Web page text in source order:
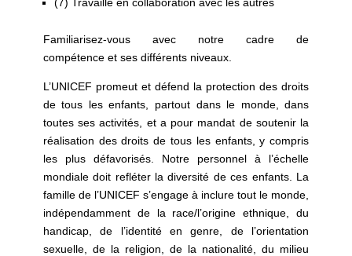
Familiarisez-vous avec notre cadre de
compétence et ses différents niveaux.
L’UNICEF promeut et défend la protection des droits
de tous les enfants, partout dans le monde, dans
toutes ses activités, et a pour mandat de soutenir la
réalisation des droits de tous les enfants, y compris
les plus défavorisés. Notre personnel à l’échelle
mondiale doit refléter la diversité de ces enfants. La
famille de l’UNICEF s’engage à inclure tout le monde,
indépendamment de la race/l’origine ethnique, du
handicap, de l’identité en genre, de l’orientation
sexuelle, de la religion, de la nationalité, du milieu